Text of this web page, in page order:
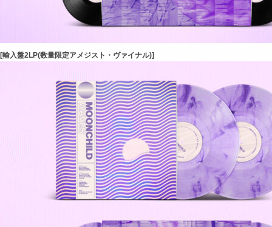
[輸入盤2LP(数量限定アメジスト・ヴァイナル)]